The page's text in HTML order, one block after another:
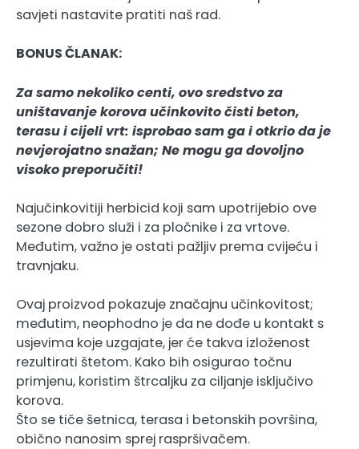
savjeti nastavite pratiti naš rad.
BONUS ČLANAK:
Za samo nekoliko centi, ovo sredstvo za
uništavanje korova učinkovito čisti beton,
terasu i cijeli vrt: isprobao sam ga i otkrio da je
nevjerojatno snažan; Ne mogu ga dovoljno
visoko preporučiti!
Najučinkovitiji herbicid koji sam upotrijebio ove
sezone dobro služi i za pločnike i za vrtove.
Međutim, važno je ostati pažljiv prema cvijeću i
travnjaku.
Ovaj proizvod pokazuje značajnu učinkovitost;
međutim, neophodno je da ne dođe u kontakt s
usjevima koje uzgajate, jer će takva izloženost
rezultirati štetom. Kako bih osigurao točnu
primjenu, koristim štrcaljku za ciljanje isključivo
korova.
Što se tiče šetnica, terasa i betonskih površina,
obično nanosim sprej raspršivačem.